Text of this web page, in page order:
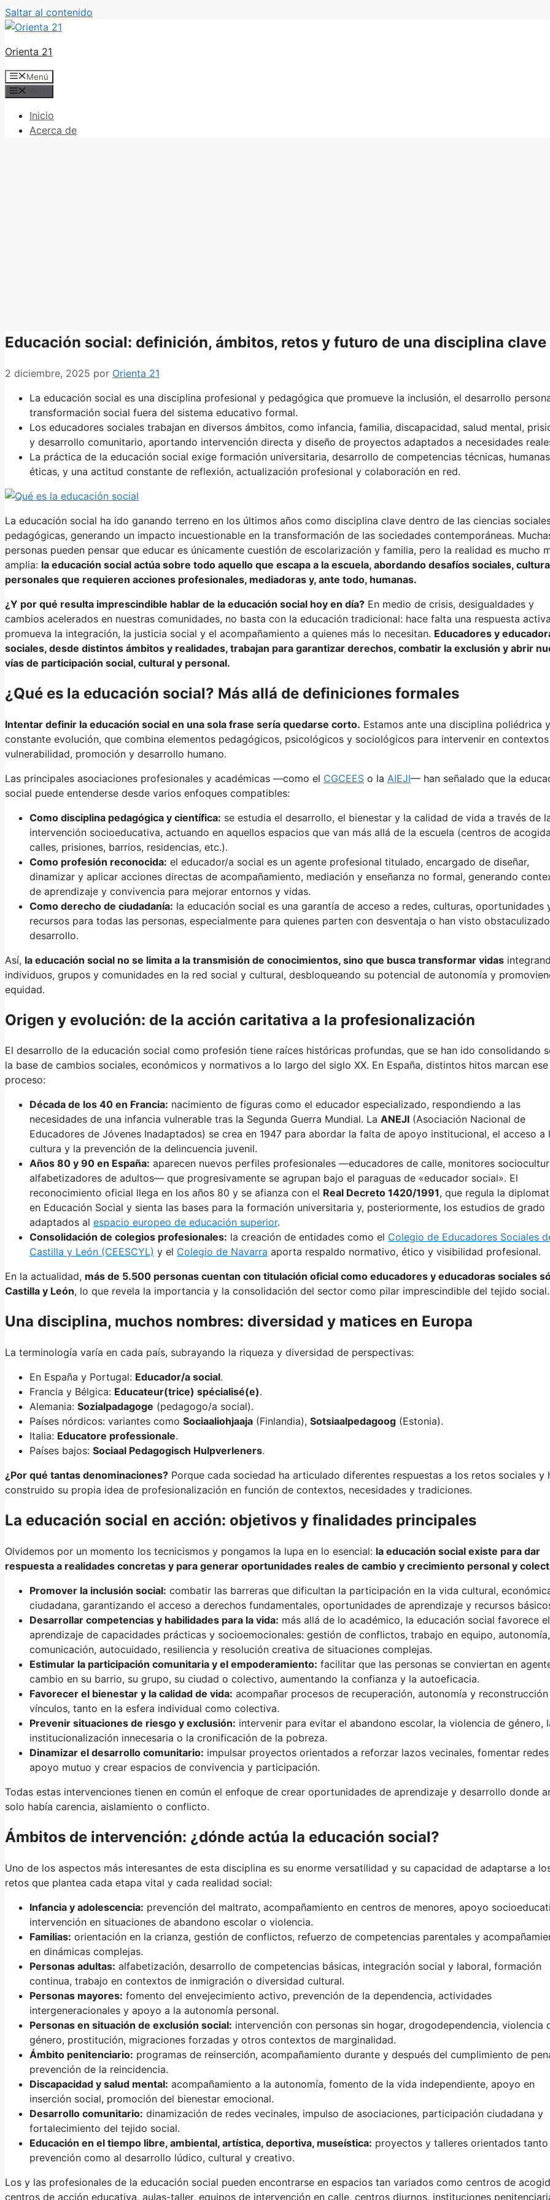
Saltar al contenido
Orienta 21
Menú
Inicio
Acerca de
Educación social: definición, ámbitos, retos y futuro de una disciplina clave
2 diciembre, 2025 por Orienta 21
La educación social es una disciplina profesional y pedagógica que promueve la inclusión, el desarrollo
transformación social fuera del sistema educativo formal.
Los educadores sociales trabajan en diversos ámbitos, como infancia, familia, discapacidad, salud mental,
y desarrollo comunitario, aportando intervención directa y diseño de proyectos adaptados a necesidades
La práctica de la educación social exige formación universitaria, desarrollo de competencias técnicas,
éticas, y una actitud constante de reflexión, actualización profesional y colaboración en red.
La educación social ha ido ganando terreno en los últimos años como disciplina clave dentro de las ciencias
pedagógicas, generando un impacto incuestionable en la transformación de las sociedades contemporáneas.
personas pueden pensar que educar es únicamente cuestión de escolarización y familia, pero la realidad es mucho
amplia: la educación social actúa sobre todo aquello que escapa a la escuela, abordando desafíos sociales,
personales que requieren acciones profesionales, mediadoras y, ante todo, humanas.
¿Y por qué resulta imprescindible hablar de la educación social hoy en día? En medio de crisis, desigualdades y
cambios acelerados en nuestras comunidades, no basta con la educación tradicional: hace falta una respuesta
promueva la integración, la justicia social y el acompañamiento a quienes más lo necesitan. Educadores y
sociales, desde distintos ámbitos y realidades, trabajan para garantizar derechos, combatir la exclusión y abrir
vías de participación social, cultural y personal.
¿Qué es la educación social? Más allá de definiciones formales
Intentar definir la educación social en una sola frase sería quedarse corto. Estamos ante una disciplina poliédrica
constante evolución, que combina elementos pedagógicos, psicológicos y sociológicos para intervenir en
vulnerabilidad, promoción y desarrollo humano.
Las principales asociaciones profesionales y académicas —como el CGCEES o la AIEJI— han señalado que la
social puede entenderse desde varios enfoques compatibles:
Como disciplina pedagógica y científica: se estudia el desarrollo, el bienestar y la calidad de vida a través de
intervención socioeducativa, actuando en aquellos espacios que van más allá de la escuela (centros de
calles, prisiones, barrios, residencias, etc.).
Como profesión reconocida: el educador/a social es un agente profesional titulado, encargado de diseñar,
dinamizar y aplicar acciones directas de acompañamiento, mediación y enseñanza no formal, generando
de aprendizaje y convivencia para mejorar entornos y vidas.
Como derecho de ciudadanía: la educación social es una garantía de acceso a redes, culturas, oportunidades
recursos para todas las personas, especialmente para quienes parten con desventaja o han visto
desarrollo.
Así, la educación social no se limita a la transmisión de conocimientos, sino que busca transformar vidas
individuos, grupos y comunidades en la red social y cultural, desbloqueando su potencial de autonomía y
equidad.
Origen y evolución: de la acción caritativa a la profesionalización
El desarrollo de la educación social como profesión tiene raíces históricas profundas, que se han ido consolidando
la base de cambios sociales, económicos y normativos a lo largo del siglo XX. En España, distintos hitos marcan ese
proceso:
Década de los 40 en Francia: nacimiento de figuras como el educador especializado, respondiendo a las
necesidades de una infancia vulnerable tras la Segunda Guerra Mundial. La ANEJI (Asociación Nacional de
Educadores de Jóvenes Inadaptados) se crea en 1947 para abordar la falta de apoyo institucional, el acceso a
cultura y la prevención de la delincuencia juvenil.
Años 80 y 90 en España: aparecen nuevos perfiles profesionales —educadores de calle, monitores
alfabetizadores de adultos— que progresivamente se agrupan bajo el paraguas de «educador social». El
reconocimiento oficial llega en los años 80 y se afianza con el Real Decreto 1420/1991, que regula la
en Educación Social y sienta las bases para la formación universitaria y, posteriormente, los estudios de grado
adaptados al espacio europeo de educación superior.
Consolidación de colegios profesionales: la creación de entidades como el Colegio de Educadores Sociales
Castilla y León (CEESCYL) y el Colegio de Navarra aporta respaldo normativo, ético y visibilidad profesional.
En la actualidad, más de 5.500 personas cuentan con titulación oficial como educadores y educadoras sociales
Castilla y León, lo que revela la importancia y la consolidación del sector como pilar imprescindible del tejido social.
Una disciplina, muchos nombres: diversidad y matices en Europa
La terminología varía en cada país, subrayando la riqueza y diversidad de perspectivas:
En España y Portugal: Educador/a social.
Francia y Bélgica: Educateur(trice) spécialisé(e).
Alemania: Sozialpadagoge (pedagogo/a social).
Países nórdicos: variantes como Sociaaliohjaaja (Finlandia), Sotsiaalpedagoog (Estonia).
Italia: Educatore professionale.
Países bajos: Sociaal Pedagogisch Hulpverleners.
¿Por qué tantas denominaciones? Porque cada sociedad ha articulado diferentes respuestas a los retos sociales y
construido su propia idea de profesionalización en función de contextos, necesidades y tradiciones.
La educación social en acción: objetivos y finalidades principales
Olvidemos por un momento los tecnicismos y pongamos la lupa en lo esencial: la educación social existe para dar
respuesta a realidades concretas y para generar oportunidades reales de cambio y crecimiento personal y
Promover la inclusión social: combatir las barreras que dificultan la participación en la vida cultural,
ciudadana, garantizando el acceso a derechos fundamentales, oportunidades de aprendizaje y recursos
Desarrollar competencias y habilidades para la vida: más allá de lo académico, la educación social favorece el
aprendizaje de capacidades prácticas y socioemocionales: gestión de conflictos, trabajo en equipo, autonomía,
comunicación, autocuidado, resiliencia y resolución creativa de situaciones complejas.
Estimular la participación comunitaria y el empoderamiento: facilitar que las personas se conviertan en
cambio en su barrio, su grupo, su ciudad o colectivo, aumentando la confianza y la autoeficacia.
Favorecer el bienestar y la calidad de vida: acompañar procesos de recuperación, autonomía y
vínculos, tanto en la esfera individual como colectiva.
Prevenir situaciones de riesgo y exclusión: intervenir para evitar el abandono escolar, la violencia de género,
institucionalización innecesaria o la cronificación de la pobreza.
Dinamizar el desarrollo comunitario: impulsar proyectos orientados a reforzar lazos vecinales, fomentar
apoyo mutuo y crear espacios de convivencia y participación.
Todas estas intervenciones tienen en común el enfoque de crear oportunidades de aprendizaje y desarrollo donde
solo había carencia, aislamiento o conflicto.
Ámbitos de intervención: ¿dónde actúa la educación social?
Uno de los aspectos más interesantes de esta disciplina es su enorme versatilidad y su capacidad de adaptarse a
retos que plantea cada etapa vital y cada realidad social:
Infancia y adolescencia: prevención del maltrato, acompañamiento en centros de menores, apoyo
intervención en situaciones de abandono escolar o violencia.
Familias: orientación en la crianza, gestión de conflictos, refuerzo de competencias parentales y
en dinámicas complejas.
Personas adultas: alfabetización, desarrollo de competencias básicas, integración social y laboral, formación
continua, trabajo en contextos de inmigración o diversidad cultural.
Personas mayores: fomento del envejecimiento activo, prevención de la dependencia, actividades
intergeneracionales y apoyo a la autonomía personal.
Personas en situación de exclusión social: intervención con personas sin hogar, drogodependencia, violencia
género, prostitución, migraciones forzadas y otros contextos de marginalidad.
Ámbito penitenciario: programas de reinserción, acompañamiento durante y después del cumplimiento de
prevención de la reincidencia.
Discapacidad y salud mental: acompañamiento a la autonomía, fomento de la vida independiente, apoyo en
inserción social, promoción del bienestar emocional.
Desarrollo comunitario: dinamización de redes vecinales, impulso de asociaciones, participación ciudadana y
fortalecimiento del tejido social.
Educación en el tiempo libre, ambiental, artística, deportiva, museística: proyectos y talleres orientados tanto
prevención como al desarrollo lúdico, cultural y creativo.
Los y las profesionales de la educación social pueden encontrarse en espacios tan variados como centros de
centros de acción educativa, aulas-taller, equipos de intervención en calle, centros diurnos, instituciones